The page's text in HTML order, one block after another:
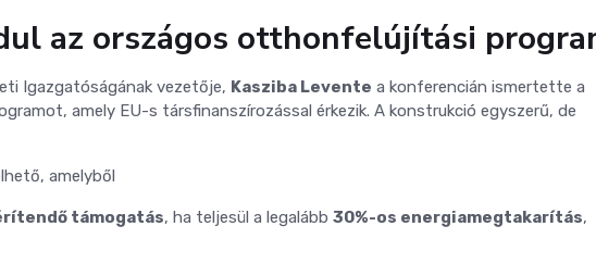
az országos otthonfelújítási
Igazgatóságának vezetője, Kasziba Levente a konferencián ismertette a
amely EU-s társfinanszírozással érkezik. A konstrukció egyszerű, de
amelyből
támogatás, ha teljesül a legalább 30%-os energiamegtakarítás,